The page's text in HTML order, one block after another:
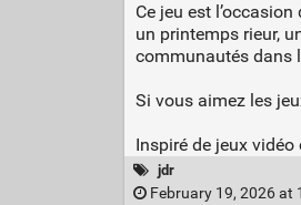
Ce jeu est
un printemps rieur,
communautés dans
Si vous aimez les
Inspiré de jeux
jdr
February 19, 2026 at